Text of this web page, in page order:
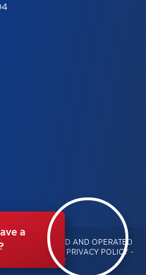
a
OWNED AND OPERATED
RESERVED -
PRIVACY POLICY -
MANAGEMENT